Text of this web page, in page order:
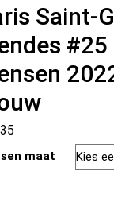
Saint-
#25
maat